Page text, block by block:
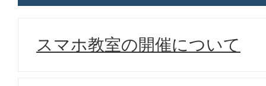
スマホ教室の開催について